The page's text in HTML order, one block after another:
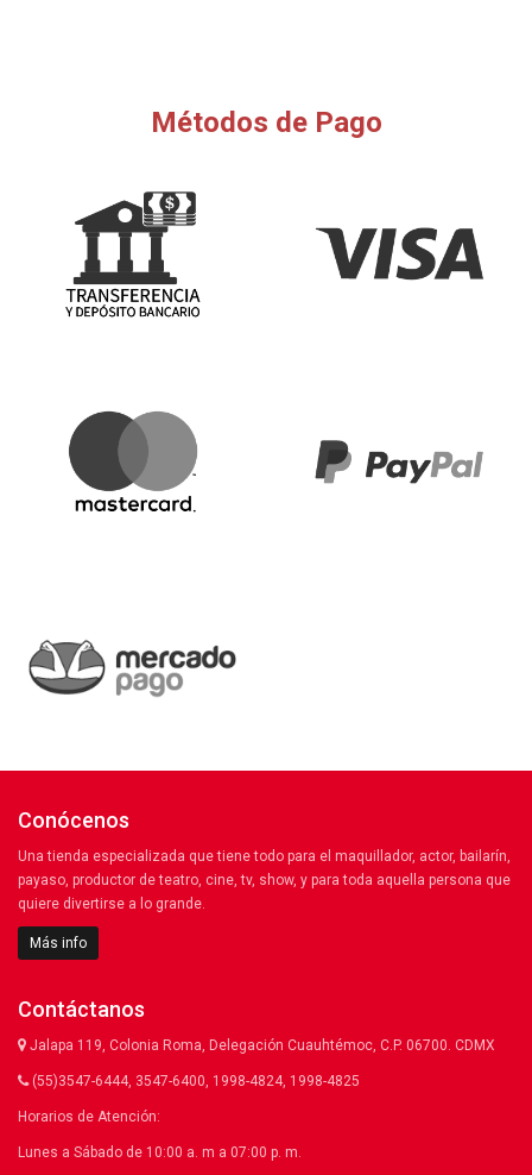
Métodos de Pago
Conócenos
Una tienda especializada que tiene todo para el maquillador, actor, bailarín,
payaso, productor de teatro, cine, tv, show, y para toda aquella persona que
quiere divertirse a lo grande.
Más info
Contáctanos
Jalapa 119, Colonia Roma, Delegación Cuauhtémoc, C.P. 06700. CDMX
(55)3547-6444, 3547-6400, 1998-4824, 1998-4825
Horarios de Atención:
Lunes a Sábado de 10:00 a. m a 07:00 p. m.